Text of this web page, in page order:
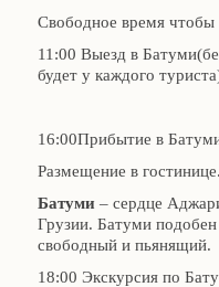
Свободное время
11:00 Выезд в
будет у каждого
16:00Прибытие в
Размещение в
Батуми – сердце
Грузии. Батуми
свободный и пьянящий.
18:00 Экскурсия по